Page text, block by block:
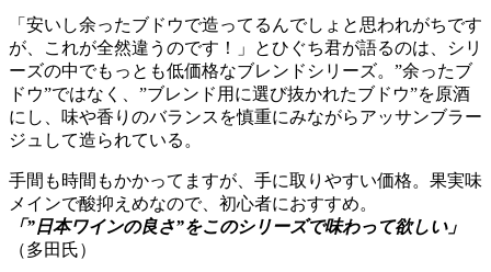
「安いし余ったブドウで造ってるんでしょと思われがちです
が、これが全然違うのです！」とひぐち君が語るのは、シリ
ーズの中でもっとも低価格なブレンドシリーズ。”余ったブ
ドウ”ではなく、”ブレンド用に選び抜かれたブドウ”を原酒
にし、味や香りのバランスを慎重にみながらアッサンブラー
ジュして造られている。
手間も時間もかかってますが、手に取りやすい価格。果実味
メインで酸抑えめなので、初心者におすすめ。
「”日本ワインの良さ”をこのシリーズで味わって欲しい」
（多田氏）